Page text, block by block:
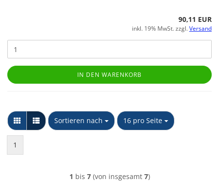
90,11 EUR
inkl. 19% MwSt. zzgl.Versand
IN DEN WARENKORB
Sortieren nach
Sortieren nach 16 pro Seite
pro Seite
1
1 bis 7(von insgesamt 7)